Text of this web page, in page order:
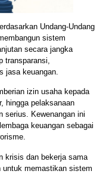
Undang-Undang
sistem
secara jangka
transparansi,
jasa keuangan.
izin usaha kepada
hingga pelaksanaan
serius. Kewenangan ini
keuangan sebagai
krisis dan bekerja sama
untuk memastikan sistem